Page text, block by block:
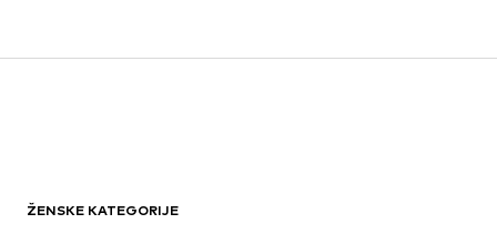
ŽENSKE KATEGORIJE